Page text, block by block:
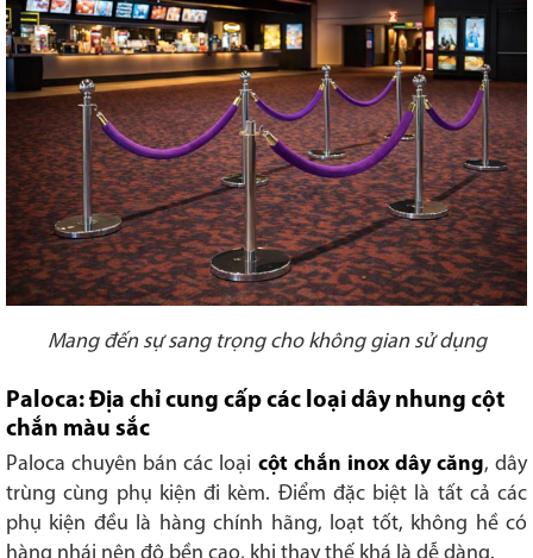
Mang đến sự sang trọng cho không gian sử dụng
Paloca: Địa chỉ cung cấp các loại dây nhung cột
chắn màu sắc
Paloca chuyên bán các loại cột chắn inox dây căng, dây
trùng cùng phụ kiện đi kèm. Điểm đặc biệt là tất cả các
phụ kiện đều là hàng chính hãng, loạt tốt, không hề có